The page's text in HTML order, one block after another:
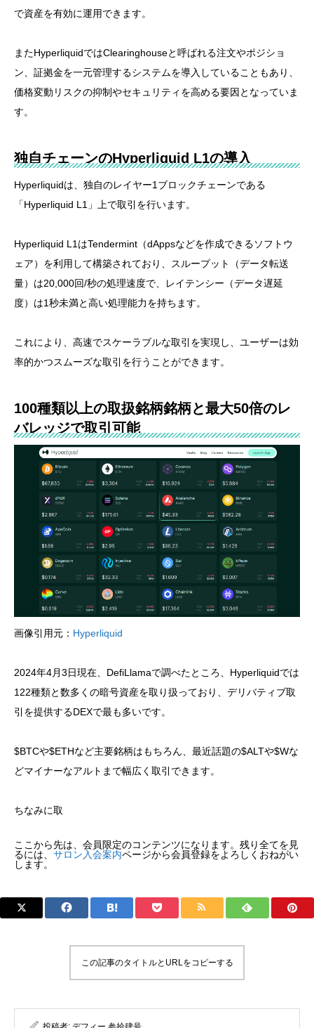
で資産を有効に運用できます。
またHyperliquidではClearinghouseと呼ばれる注文やポジショ
ン、証拠金を一元管理するシステムを導入していることもあり、
価格変動リスクの抑制やセキュリティを高める要因となっていま
す。
独自チェーンのHyperliquid L1の導入
Hyperliquidは、独自のレイヤー1ブロックチェーンである
「Hyperliquid L1」上で取引を行います。
Hyperliquid L1はTendermint（dAppsなどを作成できるソフトウ
ェア）を利用して構築されており、スループット（データ転送
量）は20,000回/秒の処理速度で、レイテンシー（データ遅延
度）は1秒未満と高い処理能力を持ちます。
これにより、高速でスケーラブルな取引を実現し、ユーザーは効
率的かつスムーズな取引を行うことができます。
100種類以上の取扱銘柄銘柄と最大50倍のレ
バレッジで取引可能
画像引用元： Hyperliquid
2024年4月3日現在、DefiLlamaで調べたところ、Hyperliquidでは
122種類と数多くの暗号資産を取り扱っており、デリバティブ取
引を提供するDEXで最も多いです。
$BTCや$ETHなど主要銘柄はもちろん、最近話題の$ALTや$Wな
どマイナーなアルトまで幅広く取引できます。
ちなみに取
ここから先は、会員限定のコンテンツになります。残り全てを見
るには、 サロン入会案内ページから会員登録をよろしくおねがい
します。
この記事のタイトルとURLをコピーする